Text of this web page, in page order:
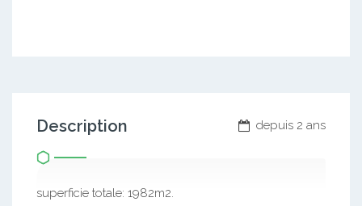
depuis 2 ans
Description
superficie totale: 1982m2.